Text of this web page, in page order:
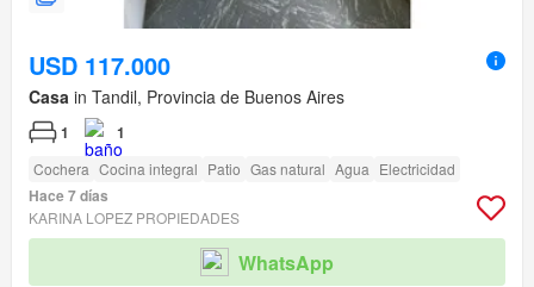
USD 117.000
Casa in Tandil, Provincia de Buenos Aires
1 1
Cochera Cocina integral Patio Gas natural Agua Electricidad
Hace 7 días
KARINA LOPEZ PROPIEDADES
WhatsApp